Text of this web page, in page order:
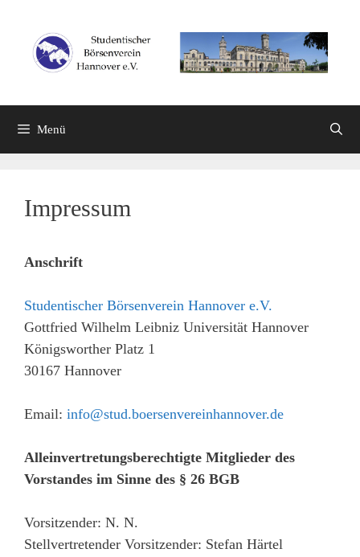
springen
Menü
Impressum
Anschrift
Studentischer Börsenverein Hannover e.V.
Gottfried Wilhelm Leibniz Universität Hannover
Königsworther Platz 1
30167 Hannover
Email: info@stud.boersenvereinhannover.de
Alleinvertretungsberechtigte Mitglieder des
Vorstandes im Sinne des § 26 BGB
Vorsitzender: N. N.
Stellvertretender Vorsitzender: Stefan Härtel